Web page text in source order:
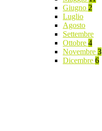
Giugno 2
Luglio
Agosto
Settembre
Ottobre 4
Novembre 3
Dicembre 6